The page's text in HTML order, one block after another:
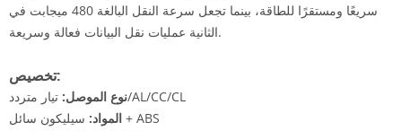
سريعًا ومستقرًا للطاقة، بينما تجعل سرعة النقل البالغة 480 ميجابت في
الثانية عمليات نقل البيانات فعالة وسريعة.
تخصيص:
نوع الموصل:تيار متردد/AL/CC/CL
المواد: سيليكون سائل + ABS